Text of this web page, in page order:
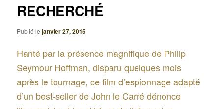
RECHERCHÉ
Publié lejanvier 27, 2015
Hanté par la présence magnifique de Philip
Seymour Hoffman, disparu quelques mois
après le tournage, ce film d’espionnage adapté
d’un best-seller de John le Carré dénonce